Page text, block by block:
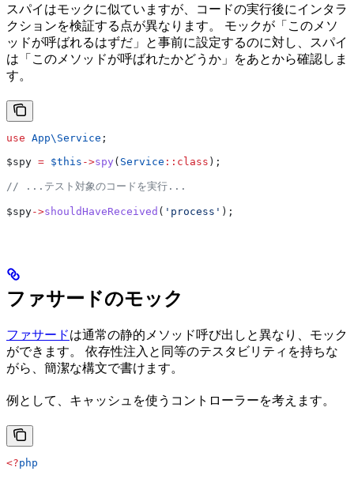
スパイはモックに似ていますが、コードの実行後にインタラ
クションを検証する点が異なります。 モックが「このメソ
ッドが呼ばれるはずだ」と事前に設定するのに対し、スパイ
は「このメソッドが呼ばれたかどうか」をあとから確認しま
す。
use App\ Service ;
$spy = $this ->spy ( Service :: class );
// ...テスト対象のコードを実行...
$spy->shouldHaveReceived ( 'process' );
ファサードのモック
ファサードは通常の静的メソッド呼び出しと異なり、モック
ができます。 依存性注入と同等のテスタビリティを持ちな
がら、簡潔な構文で書けます。
例として、キャッシュを使うコントローラーを考えます。
<?php